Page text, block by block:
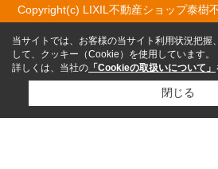
Copyright(c) LIXIL不動産ショップ泰樹
当サイトでは、お客様の当サイト利用状況把握
して、クッキー（Cookie）を使用しています。
詳しくは、当社の 「Cookieの取扱いについて」
閉じる